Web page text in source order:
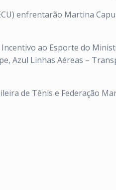
enfrentarão Martina
ao Esporte do
Azul Linhas Aéreas –
de Tênis e Federação